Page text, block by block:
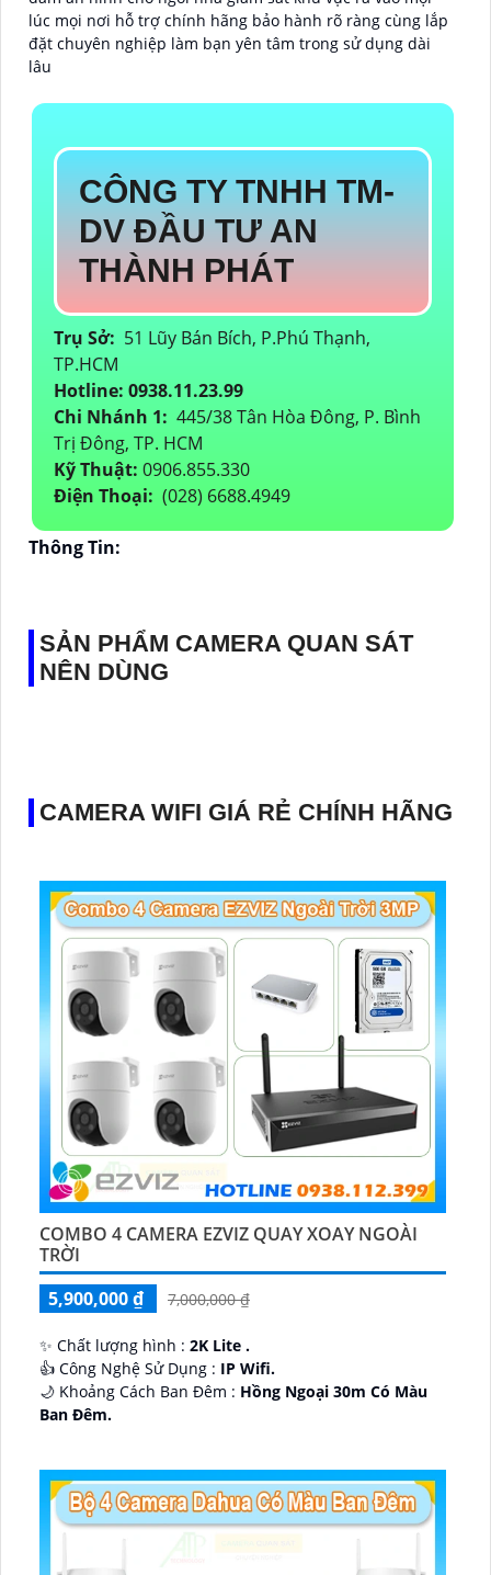
lúc mọi nơi hỗ trợ chính hãng bảo hành rõ ràng cùng lắp
đặt chuyên nghiệp làm bạn yên tâm trong sử dụng dài
lâu
CÔNG TY TNHH TM-
DV ĐẦU TƯ AN
THÀNH PHÁT
Trụ Sở: 51 Lũy Bán Bích, P.Phú Thạnh,
TP.HCM
Hotline: 0938.11.23.99
Chi Nhánh 1: 445/38 Tân Hòa Đông, P. Bình
Trị Đông, TP. HCM
Kỹ Thuật: 0906.855.330
Điện Thoại: (028) 6688.4949
Thông Tin:
SẢN PHẨM CAMERA QUAN SÁT
NÊN DÙNG
CAMERA WIFI GIÁ RẺ CHÍNH HÃNG
COMBO 4 CAMERA EZVIZ QUAY XOAY NGOÀI
TRỜI
5,900,000 ₫
7,000,000 ₫
✨ Chất lượng hình : 2K Lite .
👍 Công Nghệ Sử Dụng : IP Wifi.
🌙 Khoảng Cách Ban Đêm : Hồng Ngoại 30m Có Màu
Ban Ðêm.